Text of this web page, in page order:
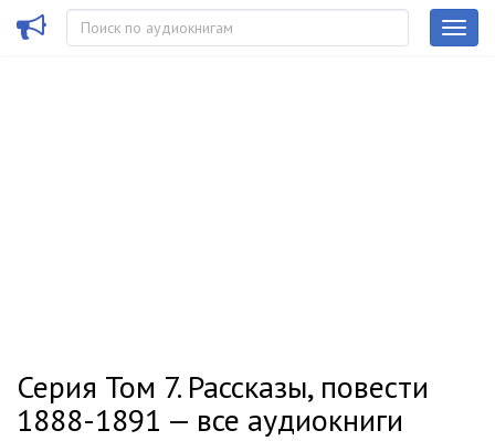
Серия Том 7. Рассказы, повести
1888-1891 — все аудиокниги